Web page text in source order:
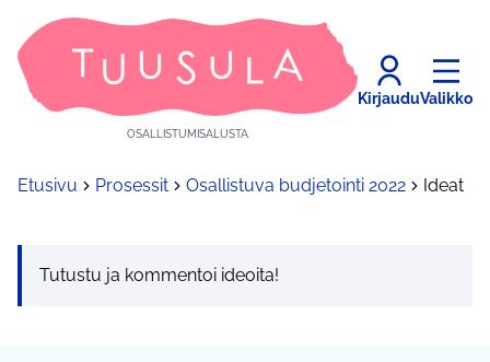
OSALLISTUMISALUSTA
KirjauduValikko
Etusivu Prosessit Osallistuva budjetointi 2022 Ideat
Tutustu ja kommentoi ideoita!